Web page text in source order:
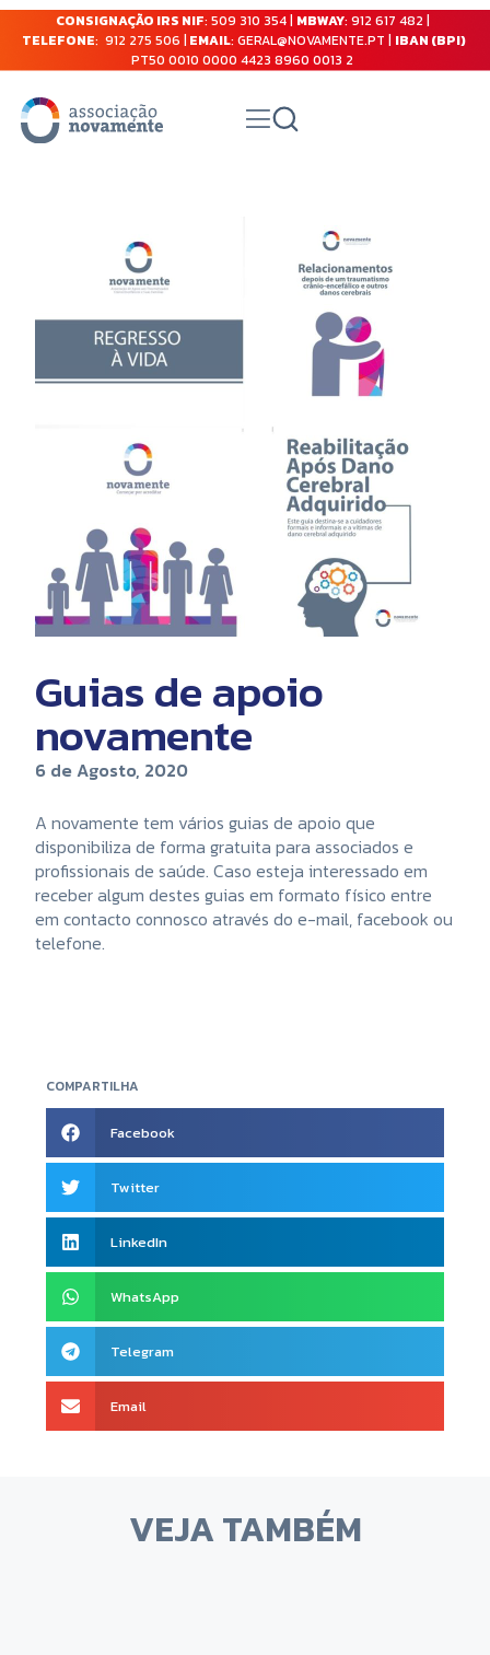
CONSIGNAÇÃO IRS NIF: 509 310 354 | MBWAY: 912 617 482 |
TELEFONE: 912 275 506 | EMAIL: GERAL@NOVAMENTE.PT | IBAN (BPI)
PT50 0010 0000 4423 8960 0013 2
COMPARTILHA
Facebook
Twitter
LinkedIn
WhatsApp
Telegram
Email
Guias de apoio
novamente
6 de Agosto, 2020
A novamente tem vários guias de apoio que
disponibiliza de forma gratuita para associados e
profissionais de saúde. Caso esteja interessado em
receber algum destes guias em formato físico entre
em contacto connosco através do e-mail, facebook ou
telefone.
VEJA TAMBÉM